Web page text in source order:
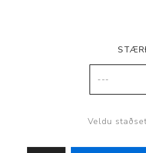
Veldu